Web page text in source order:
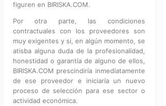
figuren en BIRISKA.COM.
Por otra parte, las condiciones
contractuales con los proveedores son
muy exigentes y si, en algún momento, se
atisba alguna duda de la profesionalidad,
honestidad o garantía de alguno de ellos,
BIRISKA.COM prescindiría inmediatamente
de ese proveedor e iniciaría un nuevo
proceso de selección para ese sector o
actividad económica.